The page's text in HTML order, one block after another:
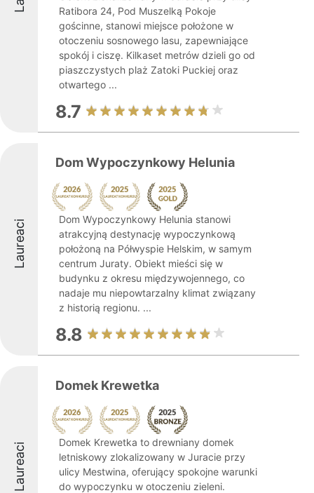
Ratibora 24, Pod Muszelką Pokoje
gościnne, stanowi miejsce położone w
otoczeniu sosnowego lasu, zapewniające
spokój i ciszę. Kilkaset metrów dzieli go od
piaszczystych plaż Zatoki Puckiej oraz
otwartego ...
8.7
Laureaci
Dom Wypoczynkowy Helunia
Dom Wypoczynkowy Helunia stanowi
atrakcyjną destynację wypoczynkową
położoną na Półwyspie Helskim, w samym
centrum Juraty. Obiekt mieści się w
budynku z okresu międzywojennego, co
nadaje mu niepowtarzalny klimat związany
z historią regionu. ...
8.8
Laureaci
Domek Krewetka
Domek Krewetka to drewniany domek
letniskowy zlokalizowany w Juracie przy
ulicy Mestwina, oferujący spokojne warunki
do wypoczynku w otoczeniu zieleni.